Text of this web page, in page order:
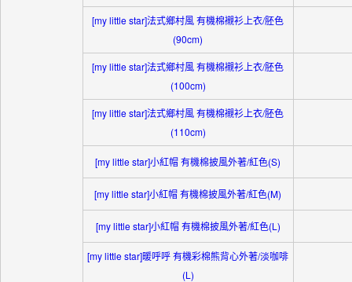
[my little star]法式鄉村風 有機棉襯衫上衣/胚色
(90cm)
[my little star]法式鄉村風 有機棉襯衫上衣/胚色
(100cm)
[my little star]法式鄉村風 有機棉襯衫上衣/胚色
(110cm)
[my little star]小紅帽 有機棉披風外著/紅色(S)
[my little star]小紅帽 有機棉披風外著/紅色(M)
[my little star]小紅帽 有機棉披風外著/紅色(L)
[my little star]暖呼呼 有機彩棉熊背心外著/淡咖啡
(L)